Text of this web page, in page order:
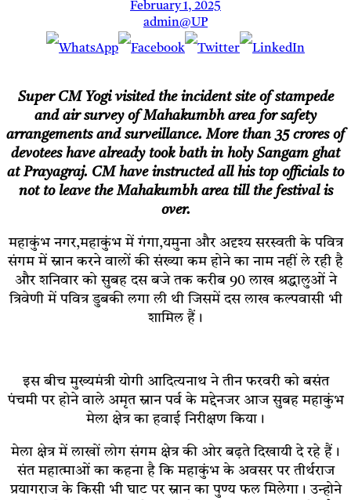
February 1, 2025
admin@UP
Super CM Yogi visited the incident site of stampede
and air survey of Mahakumbh area for safety
arrangements and surveillance. More than 35 crores of
devotees have already took bath in holy Sangam ghat
at Prayagraj. CM have instructed all his top officials to
not to leave the Mahakumbh area till the festival is
over.
महाकुंभ नगर,महाकुंभ में गंगा,यमुना और अदृश्य सरस्वती के पवित्र
संगम में स्नान करने वालों की संख्या कम होने का नाम नहीं ले रही है
और शनिवार को सुबह दस बजे तक करीब 90 लाख श्रद्धालुओं ने
त्रिवेणी में पवित्र डुबकी लगा ली थी जिसमें दस लाख कल्पवासी भी
शामिल हैं।
इस बीच मुख्यमंत्री योगी आदित्यनाथ ने तीन फरवरी को बसंत
पंचमी पर होने वाले अमृत स्नान पर्व के मद्देनजर आज सुबह महाकुंभ
मेला क्षेत्र का हवाई निरीक्षण किया।
मेला क्षेत्र में लाखों लोग संगम क्षेत्र की ओर बढ़ते दिखायी दे रहे हैं।
संत महात्माओं का कहना है कि महाकुंभ के अवसर पर तीर्थराज
प्रयागराज के किसी भी घाट पर स्नान का पुण्य फल मिलेगा। उन्होने